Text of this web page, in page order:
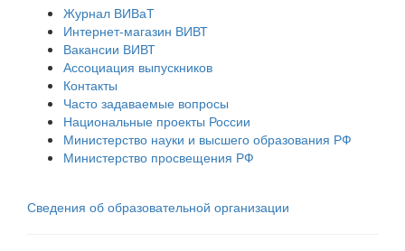
Журнал ВИВаТ
Интернет-магазин ВИВТ
Вакансии ВИВТ
Ассоциация выпускников
Контакты
Часто задаваемые вопросы
Национальные проекты России
Министерство науки и высшего образования РФ
Министерство просвещения РФ
Сведения об образовательной организации